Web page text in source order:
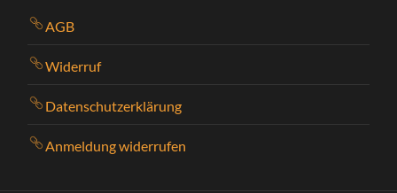
AGB
Widerruf
Datenschutzerklärung
Anmeldung widerrufen